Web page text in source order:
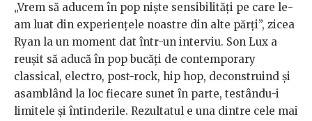
„Vrem să aducem în pop niște sensibilități pe care le-
am luat din experiențele noastre din alte părți”, zicea
Ryan la un moment dat într-un interviu. Son Lux a
reușit să aducă în pop bucăți de contemporary
classical, electro, post-rock, hip hop, deconstruind și
asamblând la loc fiecare sunet în parte, testându-i
limitele și întinderile. Rezultatul e una dintre cele mai